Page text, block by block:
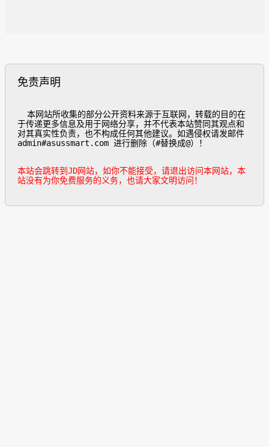
免责声明
于传递更多信息及用于网络分享，并不代表本站赞同其观点和
对其真实性负责，也不构成任何其他建议。如遇侵权请发邮件
admin#asussmart.com 进行删除（#替换成@）！
本站会跳转到JD网站，如你不能接受，请退出访问本网站，本
站没有为你免费服务的义务，也请大家文明访问！